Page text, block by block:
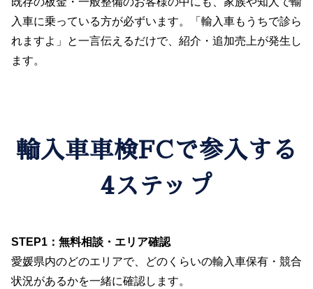
入車に乗っている方が必ずいます。「輸入車もうちで診ら
れますよ」と一言伝えるだけで、紹介・追加売上が発生し
ます。
輸入車車検FCで参入する
4ステップ
STEP1：無料相談・エリア確認
愛媛県内のどのエリアで、どのくらいの輸入車保有・競合
状況があるかを一緒に確認します。